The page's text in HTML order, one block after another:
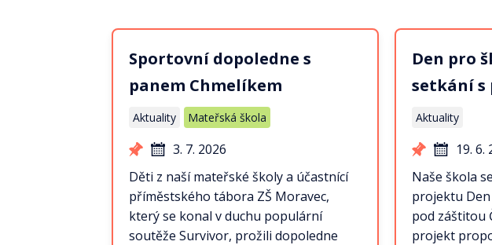
Sportovní dopoledne s
panem Chmelíkem
Aktuality Mateřská škola
3. 7. 2026
Děti z naší mateřské školy a účastnící
příměstského tábora ZŠ Moravec,
který se konal v duchu populární
soutěže Survivor, prožili dopoledne
Den pro
setkání s
Aktuality
19. 6.
Naše škola
projektu
pod záštitou
projekt